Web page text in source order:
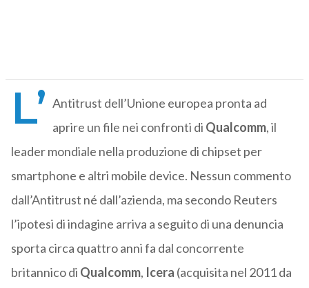
L’ Antitrust dell’Unione europea pronta ad
aprire un file nei confronti di Qualcomm, il
leader mondiale nella produzione di chipset per
smartphone e altri mobile device. Nessun commento
dall’Antitrust né dall’azienda, ma secondo Reuters
l’ipotesi di indagine arriva a seguito di una denuncia
sporta circa quattro anni fa dal concorrente
britannico di Qualcomm, Icera (acquisita nel 2011 da